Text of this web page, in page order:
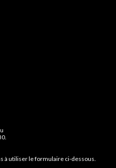
à utiliser le formulaire ci-dessous.